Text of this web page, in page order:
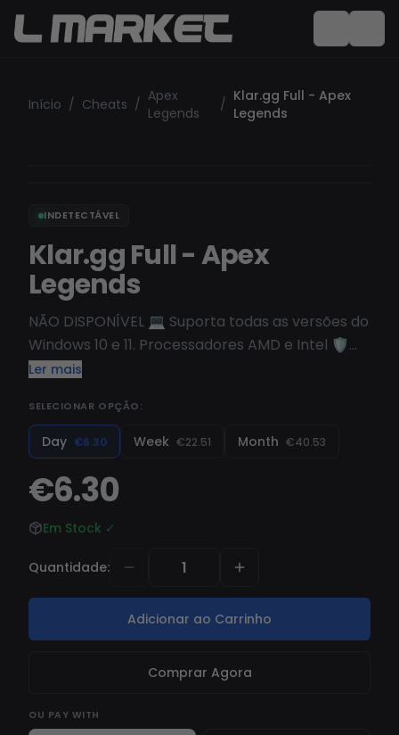
Início / Cheats / Apex
Legends
/ Klar.gg Full - Apex
Legends
INDETECTÁVEL
Klar.gg Full - Apex
Legends
NÃO DISPONÍVEL 💻 Suporta todas as versões do
Windows 10 e 11. Processadores AMD e Intel 🛡️
Spoofer HWID incluído 🔗 Explore as
klarpex-full/ 👀 Clique AQUI para o estado
Ler mais
SELECIONAR OPÇÃO:
Day €6.30 Week €22.51 Month €40.53
€6.30
Em Stock ✓
Quantidade:
Adicionar ao Carrinho
Comprar Agora
OU PAY WITH